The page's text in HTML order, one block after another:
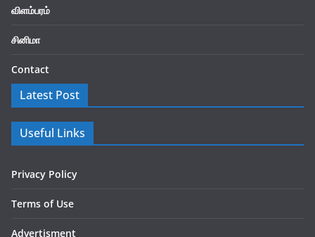
விளம்பரம்
சினிமா
Contact
Latest Post
Useful Links
Privacy Policy
Terms of Use
Advertisment